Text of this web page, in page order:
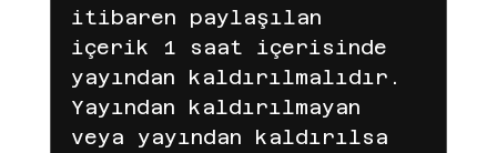
itibaren paylaşılan
içerik 1 saat içerisinde
yayından kaldırılmalıdır.
Yayından kaldırılmayan
veya yayından kaldırılsa